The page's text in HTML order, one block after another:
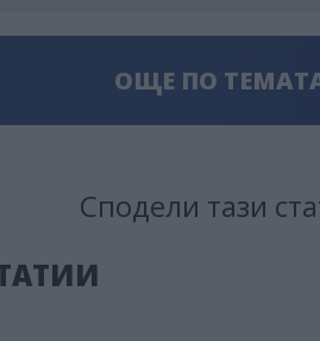
ОЩЕ ПО
Сподели тази